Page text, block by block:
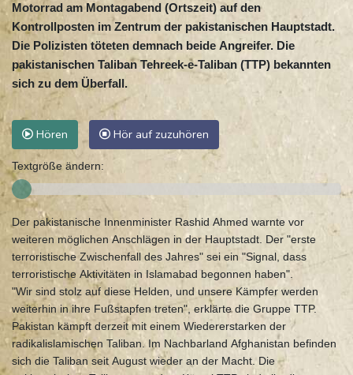
Motorrad am Montagabend (Ortszeit) auf den
Kontrollposten im Zentrum der pakistanischen Hauptstadt.
Die Polizisten töteten demnach beide Angreifer. Die
pakistanischen Taliban Tehreek-e-Taliban (TTP) bekannten
sich zu dem Überfall.
Hören Hör auf zuzuhören
Textgröße ändern:
Der pakistanische Innenminister Rashid Ahmed warnte vor
weiteren möglichen Anschlägen in der Hauptstadt. Der "erste
terroristische Zwischenfall des Jahres" sei ein "Signal, dass
terroristische Aktivitäten in Islamabad begonnen haben".
"Wir sind stolz auf diese Helden, und unsere Kämpfer werden
weiterhin in ihre Fußstapfen treten", erklärte die Gruppe TTP.
Pakistan kämpft derzeit mit einem Wiedererstarken der
radikalislamischen Taliban. Im Nachbarland Afghanistan befinden
sich die Taliban seit August wieder an der Macht. Die